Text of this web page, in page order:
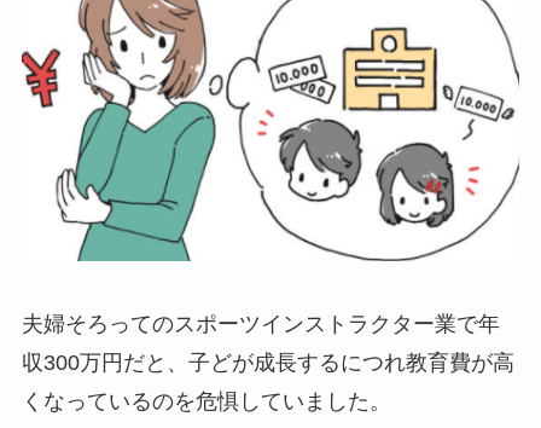
夫婦そろってのスポーツインストラクター業で年
収300万円だと、子どが成長するにつれ教育費が高
くなっているのを危惧していました。